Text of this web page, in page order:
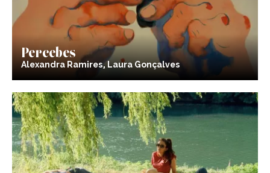
Percebes
Alexandra Ramires, Laura Gonçalves